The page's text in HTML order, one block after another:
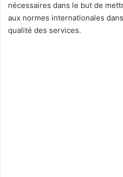
nécessaires dans le but de
aux normes internationales
qualité des services.